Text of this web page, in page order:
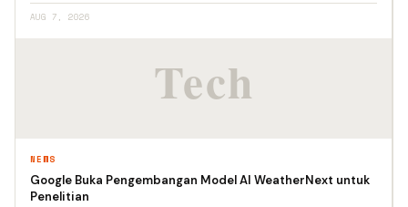
AUG 7, 2026
NEWS
Google Buka Pengembangan Model AI WeatherNext untuk
Penelitian